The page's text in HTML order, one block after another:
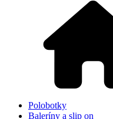
Polobotky
Baleríny a slip on